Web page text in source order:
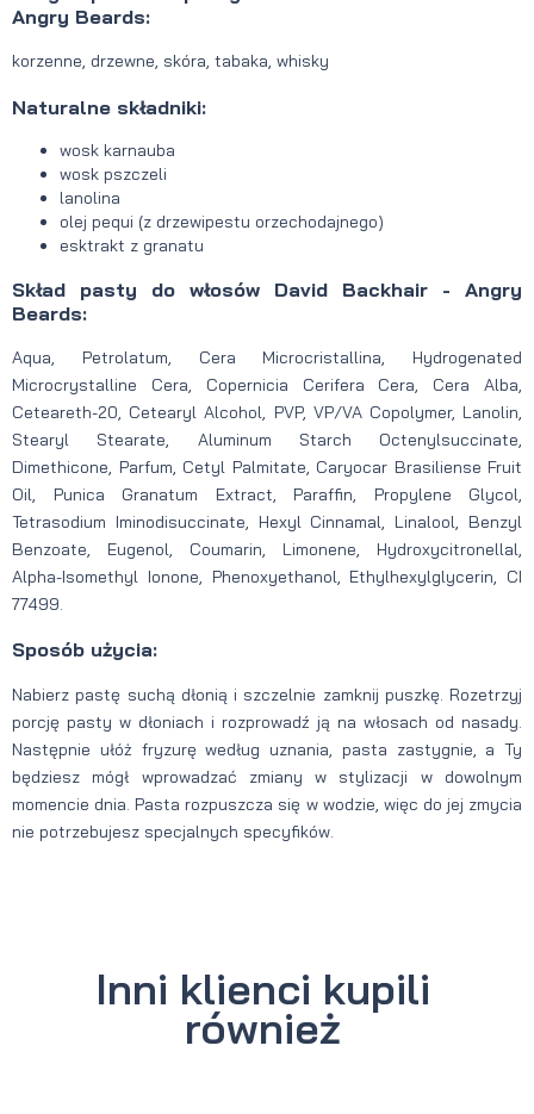
Angry Beards:
korzenne, drzewne, skóra, tabaka, whisky
Naturalne składniki:
wosk karnauba
wosk pszczeli
lanolina
olej pequi (z drzewipestu orzechodajnego)
esktrakt z granatu
Skład pasty do włosów David Backhair - Angry
Beards:
Aqua, Petrolatum, Cera Microcristallina, Hydrogenated
Microcrystalline Cera, Copernicia Cerifera Cera, Cera Alba,
Ceteareth-20, Cetearyl Alcohol, PVP, VP/VA Copolymer, Lanolin,
Stearyl Stearate, Aluminum Starch Octenylsuccinate,
Dimethicone, Parfum, Cetyl Palmitate, Caryocar Brasiliense Fruit
Oil, Punica Granatum Extract, Paraffin, Propylene Glycol,
Tetrasodium Iminodisuccinate, Hexyl Cinnamal, Linalool, Benzyl
Benzoate, Eugenol, Coumarin, Limonene, Hydroxycitronellal,
Alpha-Isomethyl Ionone, Phenoxyethanol, Ethylhexylglycerin, CI
77499.
Sposób użycia:
Nabierz pastę suchą dłonią i szczelnie zamknij puszkę. Rozetrzyj
porcję pasty w dłoniach i rozprowadź ją na włosach od nasady.
Następnie ułóż fryzurę według uznania, pasta zastygnie, a Ty
będziesz mógł wprowadzać zmiany w stylizacji w dowolnym
momencie dnia. Pasta rozpuszcza się w wodzie, więc do jej zmycia
nie potrzebujesz specjalnych specyfików.
Inni klienci kupili
również